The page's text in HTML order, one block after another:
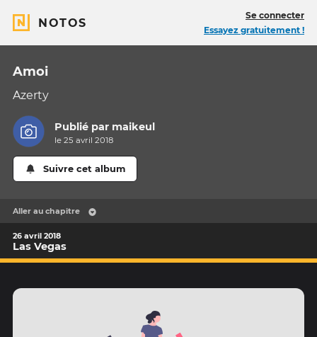
NOTOS
Se connecter
Essayez gratuitement !
Amoi
Azerty
Publié par maikeul
le 25 avril 2018
Suivre cet album
Aller au chapitre
26 avril 2018
Las Vegas